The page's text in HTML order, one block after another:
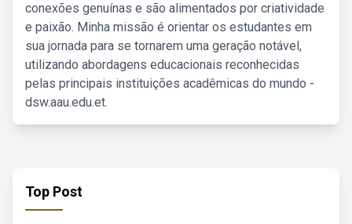
conexões genuínas e são alimentados por criatividade
e paixão. Minha missão é orientar os estudantes em
sua jornada para se tornarem uma geração notável,
utilizando abordagens educacionais reconhecidas
pelas principais instituições acadêmicas do mundo -
dsw.aau.edu.et.
Top Post